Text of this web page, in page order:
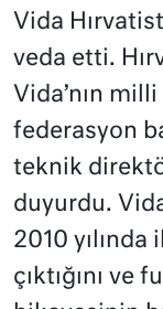
Vida
veda etti.
Vida’nın milli
federasyon
teknik
duyurdu.
2010 yılında
çıktığını ve